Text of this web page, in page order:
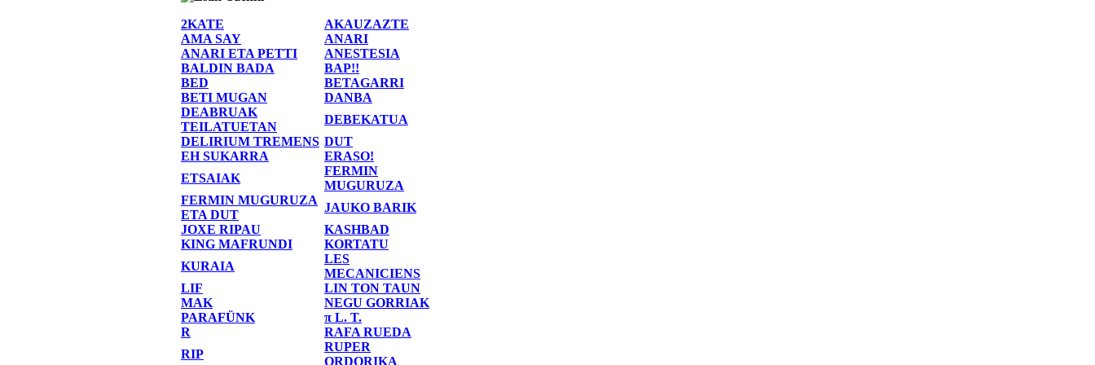
2KATE
AKAUZAZTE
AMA SAY
ANARI
ANARI ETA PETTI
ANESTESIA
BALDIN BADA
BAP!!
BED
BETAGARRI
BETI MUGAN
DANBA
DEABRUAK
TEILATUETAN
DEBEKATUA
DELIRIUM TREMENS DUT
EH SUKARRA
ERASO!
ETSAIAK
FERMIN
MUGURUZA
FERMIN MUGURUZA
ETA DUT
JAUKO BARIK
JOXE RIPAU
KASHBAD
KING MAFRUNDI
KORTATU
KURAIA
LES
MECANICIENS
LIF
LIN TON TAUN
MAK
NEGU GORRIAK
PARAFÜNK
π L. T.
R
RAFA RUEDA
RIP
RUPER
ORDORIKA